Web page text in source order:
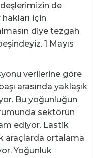
de
için
diye tezgah
1 Mayıs
verilerine göre
arasında yaklaşık
Bu yoğunluğun
sektörün
ediyor. Lastik
araçlarda ortalama
Yoğunluk